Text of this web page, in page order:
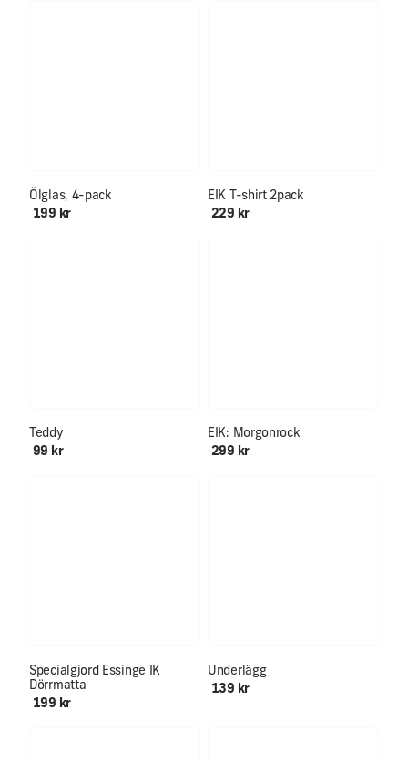
Ölglas, 4-pack
199 kr
EIK T-shirt 2pack
229 kr
Teddy
99 kr
EIK: Morgonrock
299 kr
Specialgjord Essinge IK
Dörrmatta
199 kr
Underlägg
139 kr